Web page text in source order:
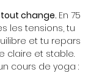
change. En 75
les tensions, tu
et tu repars
claire et stable.
cours de yoga :